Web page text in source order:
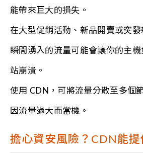
能帶來巨大的損失。
在大型促銷活動、新品開賣或突發
瞬間湧入的流量可能會讓你的主
站崩潰。
使用 CDN，可將流量分散至多個
因流量過大而當機。
擔心資安風險？CDN能